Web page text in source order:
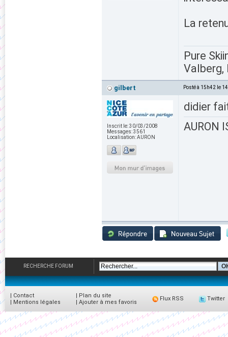
La
Pure
Valberg,
gilbert Posté à 15h42 le
Inscrit le:30/03/2008
Messages:3561
Localisation:AURON
didier
AURON
RECHERCHE FORUM
| Contact
| Mentions légales
| Plan du site
| Ajouter à mes favoris
Flux RSS Twitter